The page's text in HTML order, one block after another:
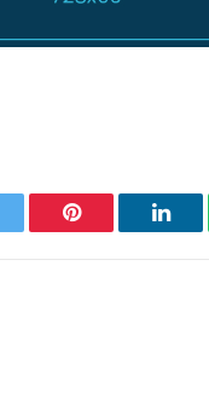
Pinterest